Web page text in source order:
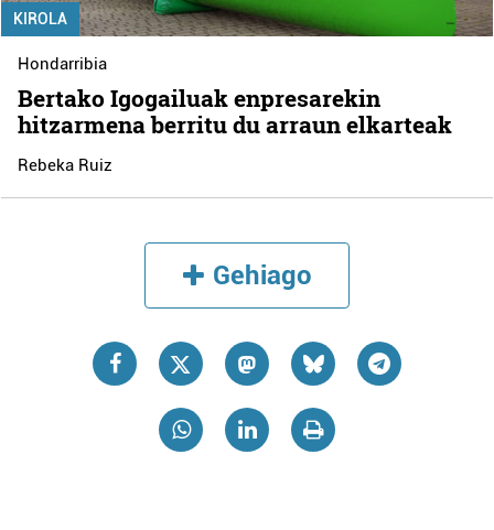
KIROLA
Hondarribia
Bertako Igogailuak enpresarekin
hitzarmena berritu du arraun elkarteak
Rebeka Ruiz
Gehiago